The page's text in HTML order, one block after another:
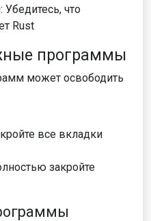
: Убедитесь, что
Rust
программы
может освободить
все вкладки
закройте